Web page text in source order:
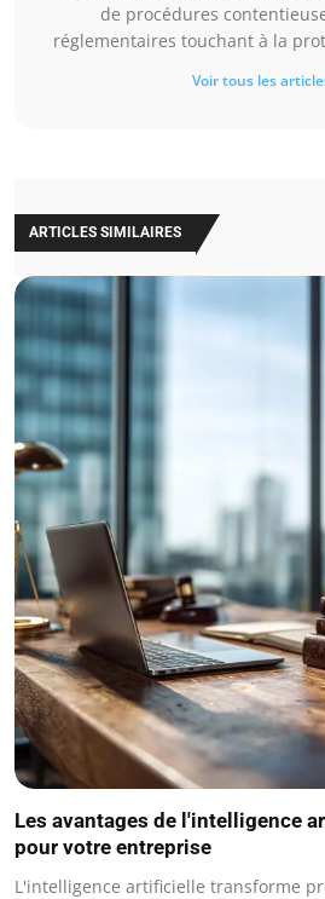
de procédures
réglementaires touchant à la
Voir tous les
ARTICLES SIMILAIRES
Les avantages de l'intelligence
pour votre entreprise
L'intelligence artificielle transforme